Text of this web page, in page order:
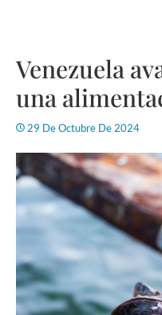
Venezuela
una
29 De Octubre De 2024